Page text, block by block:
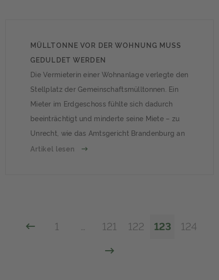
MÜLLTONNE VOR DER WOHNUNG MUSS
GEDULDET WERDEN
Die Vermieterin einer Wohnanlage verlegte den
Stellplatz der Gemeinschaftsmülltonnen. Ein
Mieter im Erdgeschoss fühlte sich dadurch
beeinträchtigt und minderte seine Miete – zu
Unrecht, wie das Amtsgericht Brandenburg an
der Havel entschied. Hintergrund: Bessere
Gemeinschaftstonnen. Ein […]
Artikel lesen
1 … 121 122 123 124